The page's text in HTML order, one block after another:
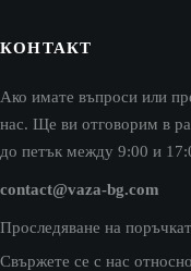
КОНТАКТ
Ако имате въпроси или
нас. Ще ви отговорим в
до петък между 9:00 и
contact@vaza-bg.com
Проследяване на
Свържете се с нас